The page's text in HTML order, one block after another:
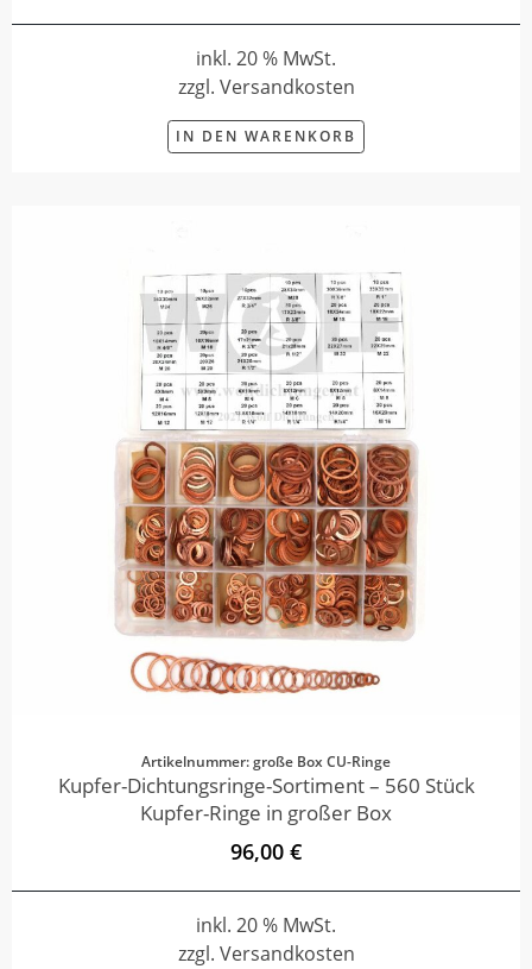
inkl. 20 % MwSt.
zzgl. Versandkosten
IN DEN WARENKORB
Artikelnummer: große Box CU-Ringe
Kupfer-Dichtungsringe-Sortiment – 560 Stück
Kupfer-Ringe in großer Box
96,00 €
inkl. 20 % MwSt.
zzgl. Versandkosten